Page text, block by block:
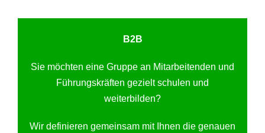
B2B
Sie möchten eine Gruppe an Mitarbeitenden und
Führungskräften gezielt schulen und
weiterbilden?
Wir definieren gemeinsam mit Ihnen die genauen